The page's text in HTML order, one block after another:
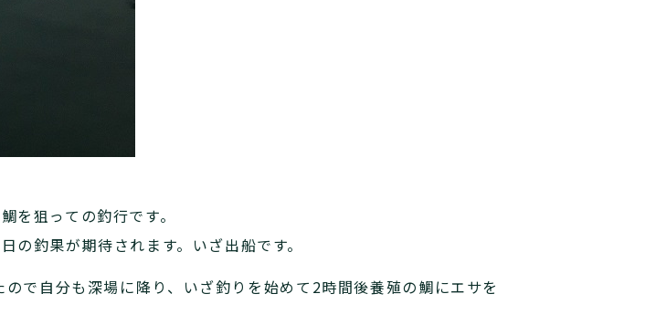
を狙っての釣行です。
釣果が期待されます。いざ出船です。
で自分も深場に降り、いざ釣りを始めて2時間後養殖の鯛にエサを